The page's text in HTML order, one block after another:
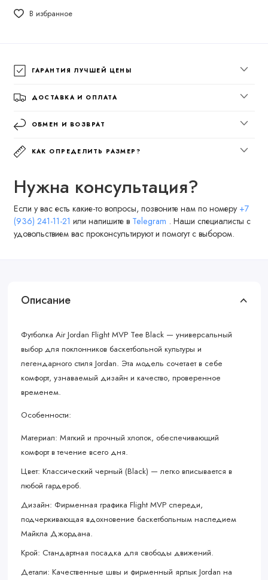
В избранное
ГАРАНТИЯ ЛУЧШЕЙ ЦЕНЫ
ДОСТАВКА И ОПЛАТА
ОБМЕН И ВОЗВРАТ
КАК ОПРЕДЕЛИТЬ РАЗМЕР?
Нужна консультация?
Если у вас есть какие-то вопросы, позвоните нам по номеру +7
(936) 241-11-21 или напишите в Telegram . Наши специалисты с
удовольствием вас проконсультируют и помогут с выбором.
Описание
Футболка Air Jordan Flight MVP Tee Black — универсальный
выбор для поклонников баскетбольной культуры и
легендарного стиля Jordan. Эта модель сочетает в себе
комфорт, узнаваемый дизайн и качество, проверенное
временем.
Особенности:
Материал: Мягкий и прочный хлопок, обеспечивающий
комфорт в течение всего дня.
Цвет: Классический черный (Black) — легко вписывается в
любой гардероб.
Дизайн: Фирменная графика Flight MVP спереди,
подчеркивающая вдохновение баскетбольным наследием
Майкла Джордана.
Крой: Стандартная посадка для свободы движений.
Детали: Качественные швы и фирменный ярлык Jordan на